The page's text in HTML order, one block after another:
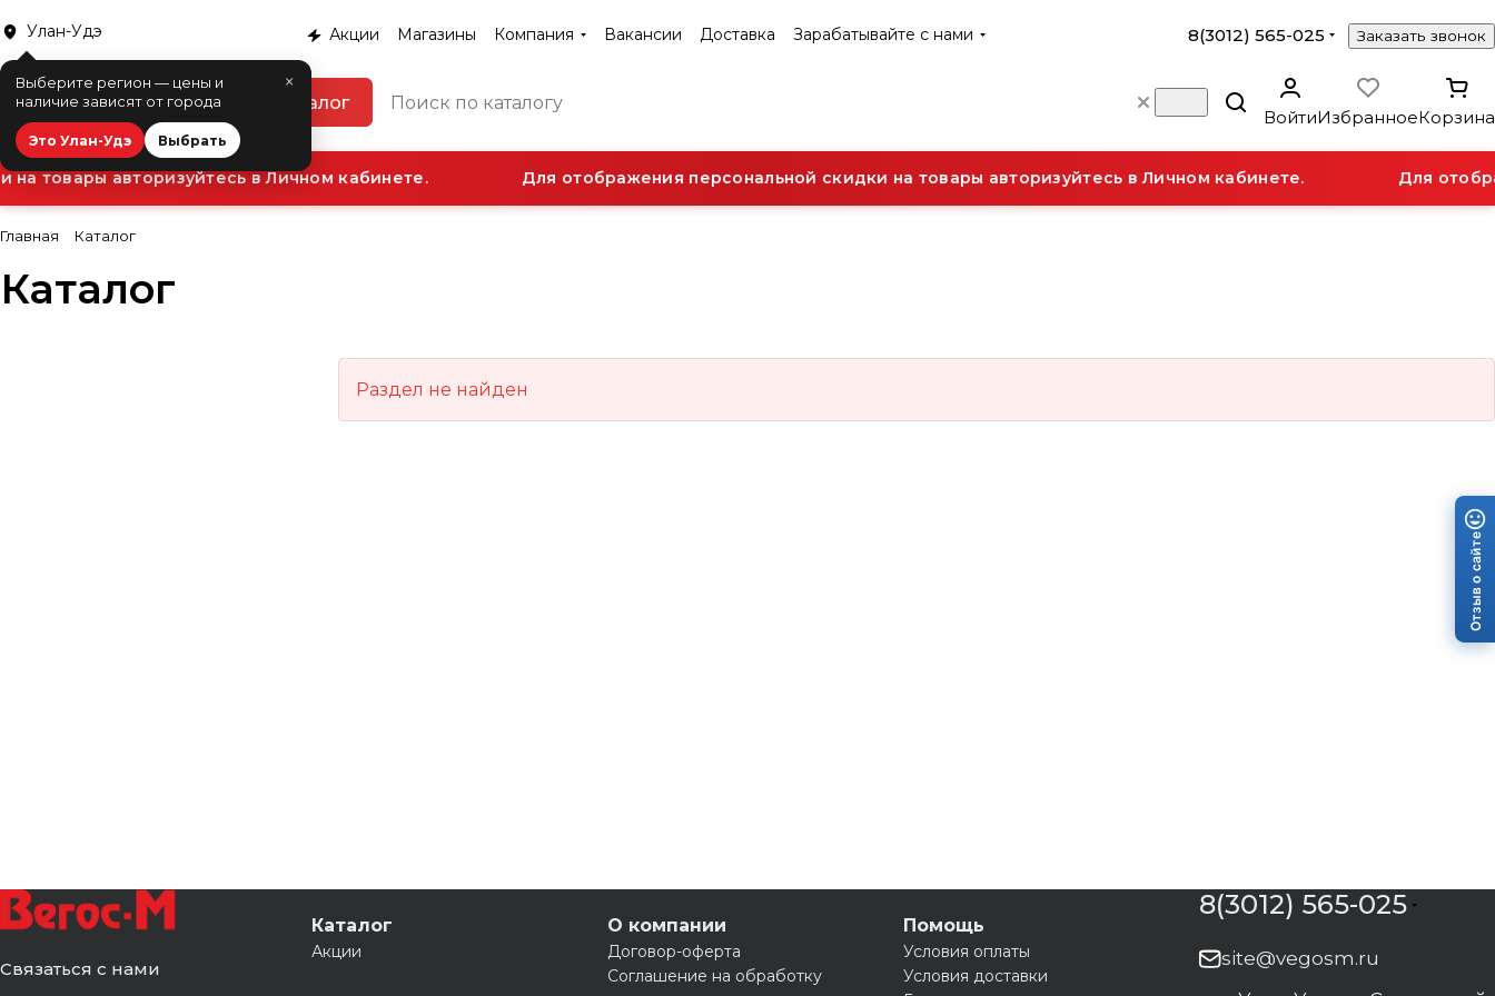
Улан-Удэ
×
Выберите регион — цены и
наличие зависят от города
Это Улан-Удэ Выбрать
Акции Магазины Компания Вакансии Доставка Зарабатывайте с нами 8(3012) 565-025 Заказать звонок
Каталог
ВойтиИзбранноеКорзина
товары авторизуйтесь в Личном кабинете. Для отображения персональной скидки на товары авторизуйтесь в Личном кабинете. Для
Главная Каталог
Каталог
Раздел не найден
Связаться с нами
Каталог
Акции
О компании
Договор-оферта
Соглашение на обработку
Помощь
Условия оплаты
Условия доставки
8(3012) 565-025
site@vegosm.ru
Отзыв о сайте